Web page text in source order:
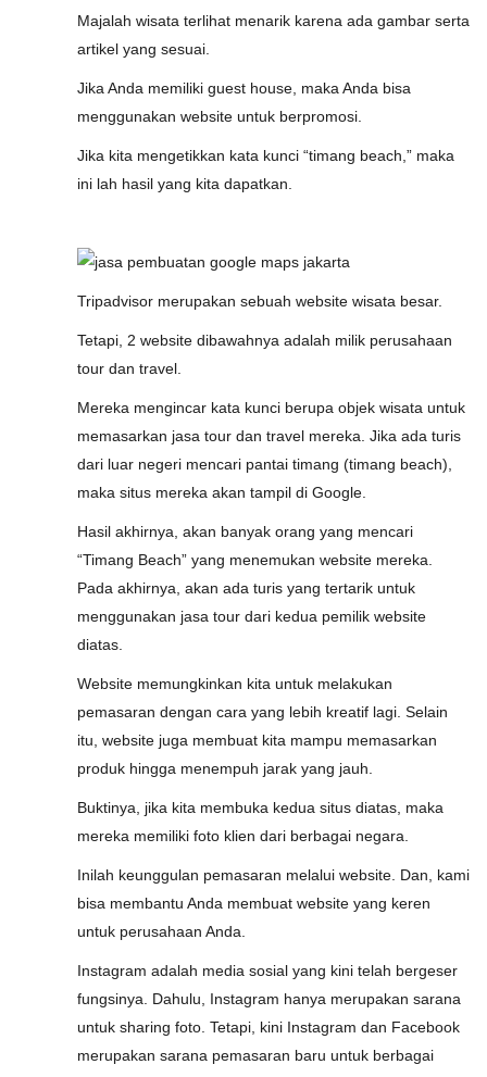
Majalah wisata terlihat menarik karena ada gambar serta
artikel yang sesuai.
Jika Anda memiliki guest house, maka Anda bisa
menggunakan website untuk berpromosi.
Jika kita mengetikkan kata kunci “timang beach,” maka
ini lah hasil yang kita dapatkan.
Tripadvisor merupakan sebuah website wisata besar.
Tetapi, 2 website dibawahnya adalah milik perusahaan
tour dan travel.
Mereka mengincar kata kunci berupa objek wisata untuk
memasarkan jasa tour dan travel mereka. Jika ada turis
dari luar negeri mencari pantai timang (timang beach),
maka situs mereka akan tampil di Google.
Hasil akhirnya, akan banyak orang yang mencari
“Timang Beach” yang menemukan website mereka.
Pada akhirnya, akan ada turis yang tertarik untuk
menggunakan jasa tour dari kedua pemilik website
diatas.
Website memungkinkan kita untuk melakukan
pemasaran dengan cara yang lebih kreatif lagi. Selain
itu, website juga membuat kita mampu memasarkan
produk hingga menempuh jarak yang jauh.
Buktinya, jika kita membuka kedua situs diatas, maka
mereka memiliki foto klien dari berbagai negara.
Inilah keunggulan pemasaran melalui website. Dan, kami
bisa membantu Anda membuat website yang keren
untuk perusahaan Anda.
Instagram adalah media sosial yang kini telah bergeser
fungsinya. Dahulu, Instagram hanya merupakan sarana
untuk sharing foto. Tetapi, kini Instagram dan Facebook
merupakan sarana pemasaran baru untuk berbagai